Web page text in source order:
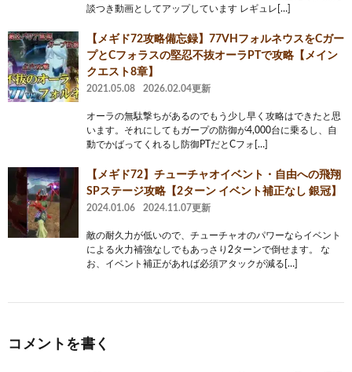
談つき動画としてアップしています レギュレ[…]
【メギド72攻略備忘録】77VHフォルネウスをCガー
プとCフォラスの堅忍不抜オーラPTで攻略【メイン
クエスト8章】
2021.05.08 2026.02.04更新
オーラの無駄撃ちがあるのでもう少し早く攻略はできたと思
います。それにしてもガープの防御が4,000台に乗るし、自
動でかばってくれるし防御PTだとCフォ[…]
【メギド72】チューチャオイベント・自由への飛翔
SPステージ攻略【2ターン イベント補正なし 銀冠】
2024.01.06 2024.11.07更新
敵の耐久力が低いので、チューチャオのパワーならイベント
による火力補強なしでもあっさり2ターンで倒せます。 な
お、イベント補正があれば必須アタックが減る[…]
コメントを書く